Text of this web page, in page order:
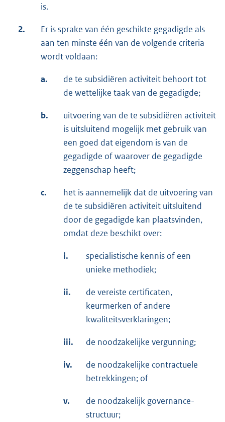
is.
2.
Er is sprake van één geschikte gegadigde als
aan ten minste één van de volgende criteria
wordt voldaan:
a.
de te subsidiëren activiteit behoort tot
de wettelijke taak van de gegadigde;
b.
uitvoering van de te subsidiëren activiteit
is uitsluitend mogelijk met gebruik van
een goed dat eigendom is van de
gegadigde of waarover de gegadigde
zeggenschap heeft;
c.
het is aannemelijk dat de uitvoering van
de te subsidiëren activiteit uitsluitend
door de gegadigde kan plaatsvinden,
omdat deze beschikt over:
i.
specialistische kennis of een
unieke methodiek;
ii.
de vereiste certificaten,
keurmerken of andere
kwaliteitsverklaringen;
iii. de noodzakelijke vergunning;
iv.
de noodzakelijke contractuele
betrekkingen; of
v.
de noodzakelijk governance-
structuur;